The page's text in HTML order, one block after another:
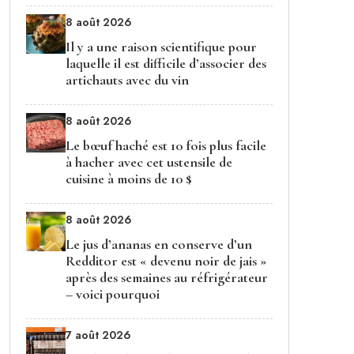
8 août 2026
Il y a une raison scientifique pour
laquelle il est difficile d’associer des
artichauts avec du vin
8 août 2026
Le bœuf haché est 10 fois plus facile
à hacher avec cet ustensile de
cuisine à moins de 10 $
8 août 2026
Le jus d’ananas en conserve d’un
Redditor est « devenu noir de jais »
après des semaines au réfrigérateur
– voici pourquoi
7 août 2026